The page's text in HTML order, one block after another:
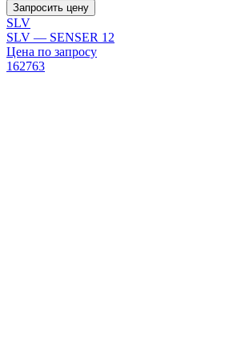
Запросить цену
SLV
SLV — SENSER 12
Цена по запросу
162763